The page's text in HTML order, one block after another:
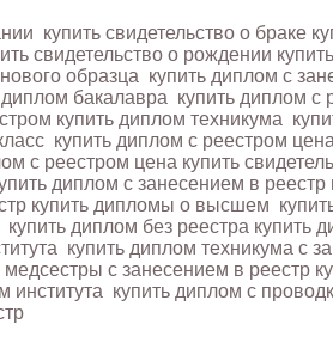
купить свидетельство о браке
свидетельство о рождении
образца купить диплом с
бакалавра купить диплом с
купить диплом техникума
купить диплом с реестром
с реестром цена купить
диплом с занесением в
купить дипломы о высшем
купить диплом без реестра купить
купить диплом техникума с
медсестры с занесением в реестр
института купить диплом с